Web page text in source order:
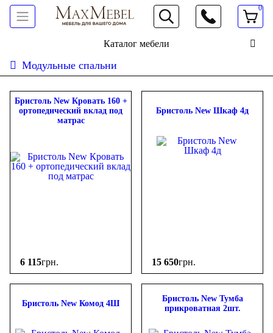
066 472 19 61
0
Каталог мебели
Модульные спальни
ФИЛЬТР
Бристоль New Кровать 160 +
ортопедический вклад под
матрас
6 115грн.
Бристоль New Шкаф 4д
15 650грн.
Бристоль New Комод 4Ш
Бристоль New Тумба
прикроватная 2шт.